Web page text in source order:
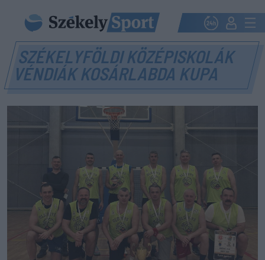
SZÉKELYFÖLDI KÖZÉPISKOLÁK
VÉNDIÁK KOSÁRLABDA KUPA